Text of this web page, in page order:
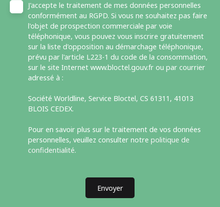
J'accepte le traitement de mes données personnelles
conformément au RGPD. Si vous ne souhaitez pas faire
l'objet de prospection commerciale par voie
téléphonique, vous pouvez vous inscrire gratuitement
sur la liste d'opposition au démarchage téléphonique,
prévu par l'article L223-1 du code de la consommation,
sur le site Internet www.bloctel.gouv.fr ou par courrier
adressé à :
Société Worldline, Service Bloctel, CS 61311, 41013
BLOIS CEDEX.
Pour en savoir plus sur le traitement de vos données
personnelles, veuillez consulter notre politique de
confidentialité.
Envoyer